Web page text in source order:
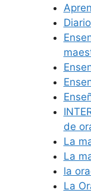
de
La
La
la
La